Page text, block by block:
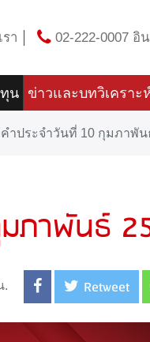
า 02-222-0007 อิ
น ข่าวและบทวิเคราะ
ำประจำวันที่ 10 กุมภาพัน
มภาพันธ์
. Retweet